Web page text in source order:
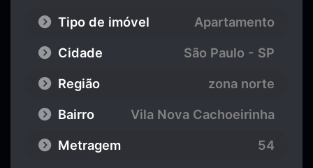
Tipo de imóvel
Apartamento
Cidade
São Paulo - SP
Região
zona norte
Bairro
Vila Nova Cachoeirinha
Metragem
54